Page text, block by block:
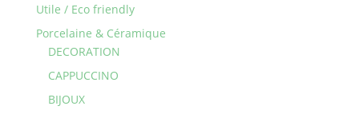
Utile / Eco friendly
Porcelaine & Céramique
DECORATION
CAPPUCCINO
BIJOUX